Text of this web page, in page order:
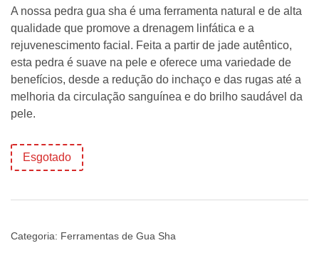
A nossa pedra gua sha é uma ferramenta natural e de alta
qualidade que promove a drenagem linfática e a
rejuvenescimento facial. Feita a partir de jade autêntico,
esta pedra é suave na pele e oferece uma variedade de
benefícios, desde a redução do inchaço e das rugas até a
melhoria da circulação sanguínea e do brilho saudável da
pele.
Esgotado
Categoria: Ferramentas de Gua Sha